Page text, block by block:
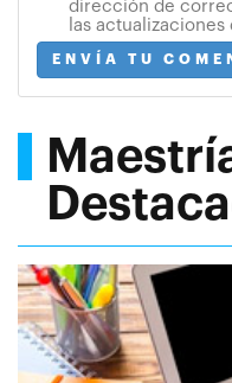
dirección de
las actualizaciones
ENVÍA TU